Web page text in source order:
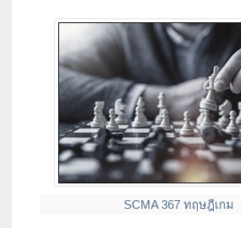
SCMA 367 ทฤษฎีเกม